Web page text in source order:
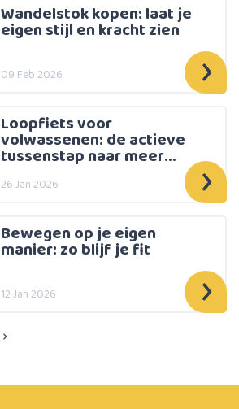
Wandelstok kopen: laat je
eigen stijl en kracht zien
09 Feb 2026
Loopfiets voor
volwassenen: de actieve
tussenstap naar meer
26 Jan 2026
Bewegen op je eigen
manier: zo blijf je fit
12 Jan 2026